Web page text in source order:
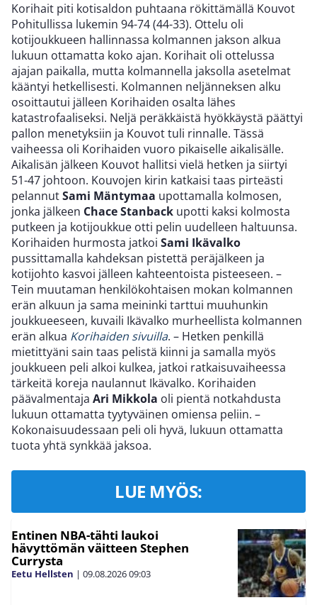
Korihait piti kotisaldon puhtaana rökittämällä Kouvot
Pohitullissa lukemin 94-74 (44-33). Ottelu oli
kotijoukkueen hallinnassa kolmannen jakson alkua
lukuun ottamatta koko ajan. Korihait oli ottelussa
ajajan paikalla, mutta kolmannella jaksolla asetelmat
kääntyi hetkellisesti. Kolmannen neljänneksen alku
osoittautui jälleen Korihaiden osalta lähes
katastrofaaliseksi. Neljä peräkkäistä hyökkäystä päättyi
pallon menetyksiin ja Kouvot tuli rinnalle. Tässä
vaiheessa oli Korihaiden vuoro pikaiselle aikalisälle.
Aikalisän jälkeen Kouvot hallitsi vielä hetken ja siirtyi
51-47 johtoon. Kouvojen kirin katkaisi taas pirteästi
pelannutSami Mäntymaa upottamalla kolmosen,
jonka jälkeen Chace Stanback upotti kaksi kolmosta
putkeen ja kotijoukkue otti pelin uudelleen haltuunsa.
Korihaiden hurmosta jatkoi Sami Ikävalko
pussittamalla kahdeksan pistettä peräjälkeen ja
kotijohto kasvoi jälleen kahteentoista pisteeseen. –
Tein muutaman henkilökohtaisen mokan kolmannen
erän alkuun ja sama meininki tarttui muuhunkin
joukkueeseen, kuvaili Ikävalko murheellista kolmannen
erän alkua Korihaiden sivuilla. – Hetken penkillä
mietittyäni sain taas pelistä kiinni ja samalla myös
joukkueen peli alkoi kulkea, jatkoi ratkaisuvaiheessa
tärkeitä koreja naulannut Ikävalko. Korihaiden
päävalmentaja Ari Mikkola oli pientä notkahdusta
lukuun ottamatta tyytyväinen omiensa peliin. –
Kokonaisuudessaan peli oli hyvä, lukuun ottamatta
tuota yhtä synkkää jaksoa.
LUE MYÖS:
Entinen NBA-tähti laukoi
hävyttömän väitteen Stephen
Currysta
Eetu Hellsten | 09.08.202609:03